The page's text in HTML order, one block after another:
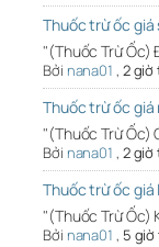
Thuốc trừ ốc giá
"(Thuốc Trừ Ốc)
Bởi nana01 , 2 giờ
Thuốc trừ ốc
"(Thuốc Trừ Ốc)
Bởi nana01 , 2 giờ
Thuốc trừ ốc
"(Thuốc Trừ Ốc)
Bởi nana01 , 5